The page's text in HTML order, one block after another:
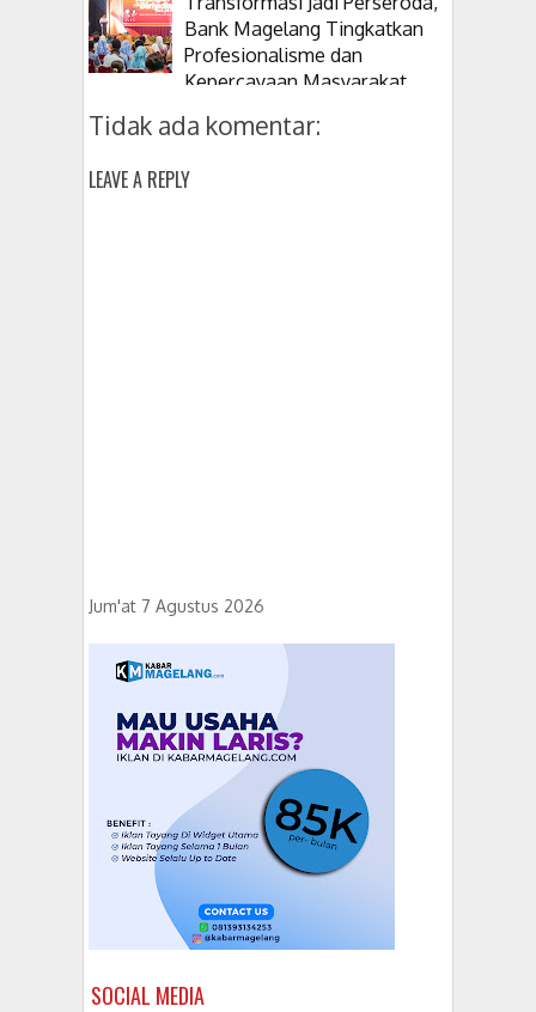
Bank Magelang Tingkatkan
Profesionalisme dan
Kepercayaan Masyarakat
Tidak ada komentar:
LEAVE A REPLY
Jum'at 7 Agustus 2026
SOCIAL MEDIA